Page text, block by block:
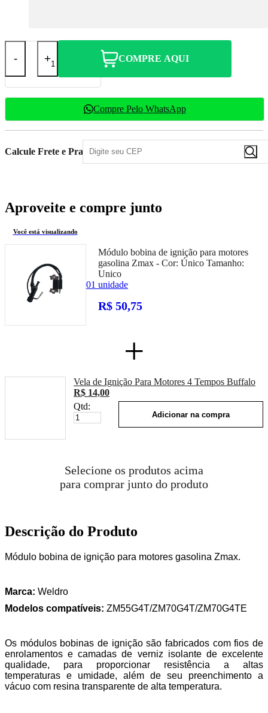
- + COMPRE AQUI
Compre Pelo WhatsApp
Calcule Frete e Prazo
Aproveite e compre junto
Você está visualizando
Módulo bobina de ignição para motores
gasolina Zmax - Cor: Único Tamanho:
Unico
01 unidade
R$ 50,75
+
Vela de Ignição Para Motores 4 Tempos Buffalo
R$ 14,00
Qtd:
Adicionar na compra
Selecione os produtos acima
para comprar junto do produto
Descrição do Produto
Módulo bobina de ignição para motores gasolina Zmax.
Marca: Weldro
Modelos compatíveis: ZM55G4T/ZM70G4T/ZM70G4TE
Os módulos bobinas de ignição são fabricados com fios de
enrolamentos e camadas de verniz isolante de excelente
qualidade, para proporcionar resistência a altas
temperaturas e umidade, além de seu preenchimento a
vácuo com resina transparente de alta temperatura.